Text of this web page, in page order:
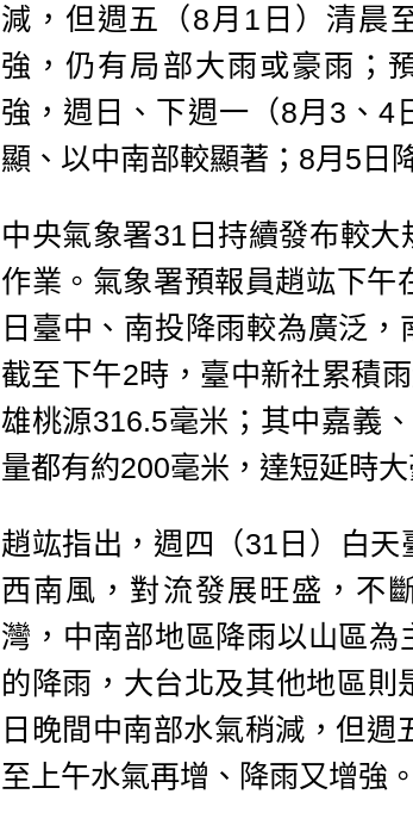
減，但週五（8月1日）清晨
強，仍有局部大雨或豪雨；
強，週日、下週一（8月3、4
顯、以中南部較顯著；8月5日
中央氣象署31日持續發布較大
作業。氣象署預報員趙竑下午
日臺中、南投降雨較為廣泛，
截至下午2時，臺中新社累積
雄桃源316.5毫米；其中嘉義
量都有約200毫米，達短延時大
趙竑指出，週四（31日）白天
西南風，對流發展旺盛，不
灣，中南部地區降雨以山區為
的降雨，大台北及其他地區則
日晚間中南部水氣稍減，但週
至上午水氣再增、降雨又增強。